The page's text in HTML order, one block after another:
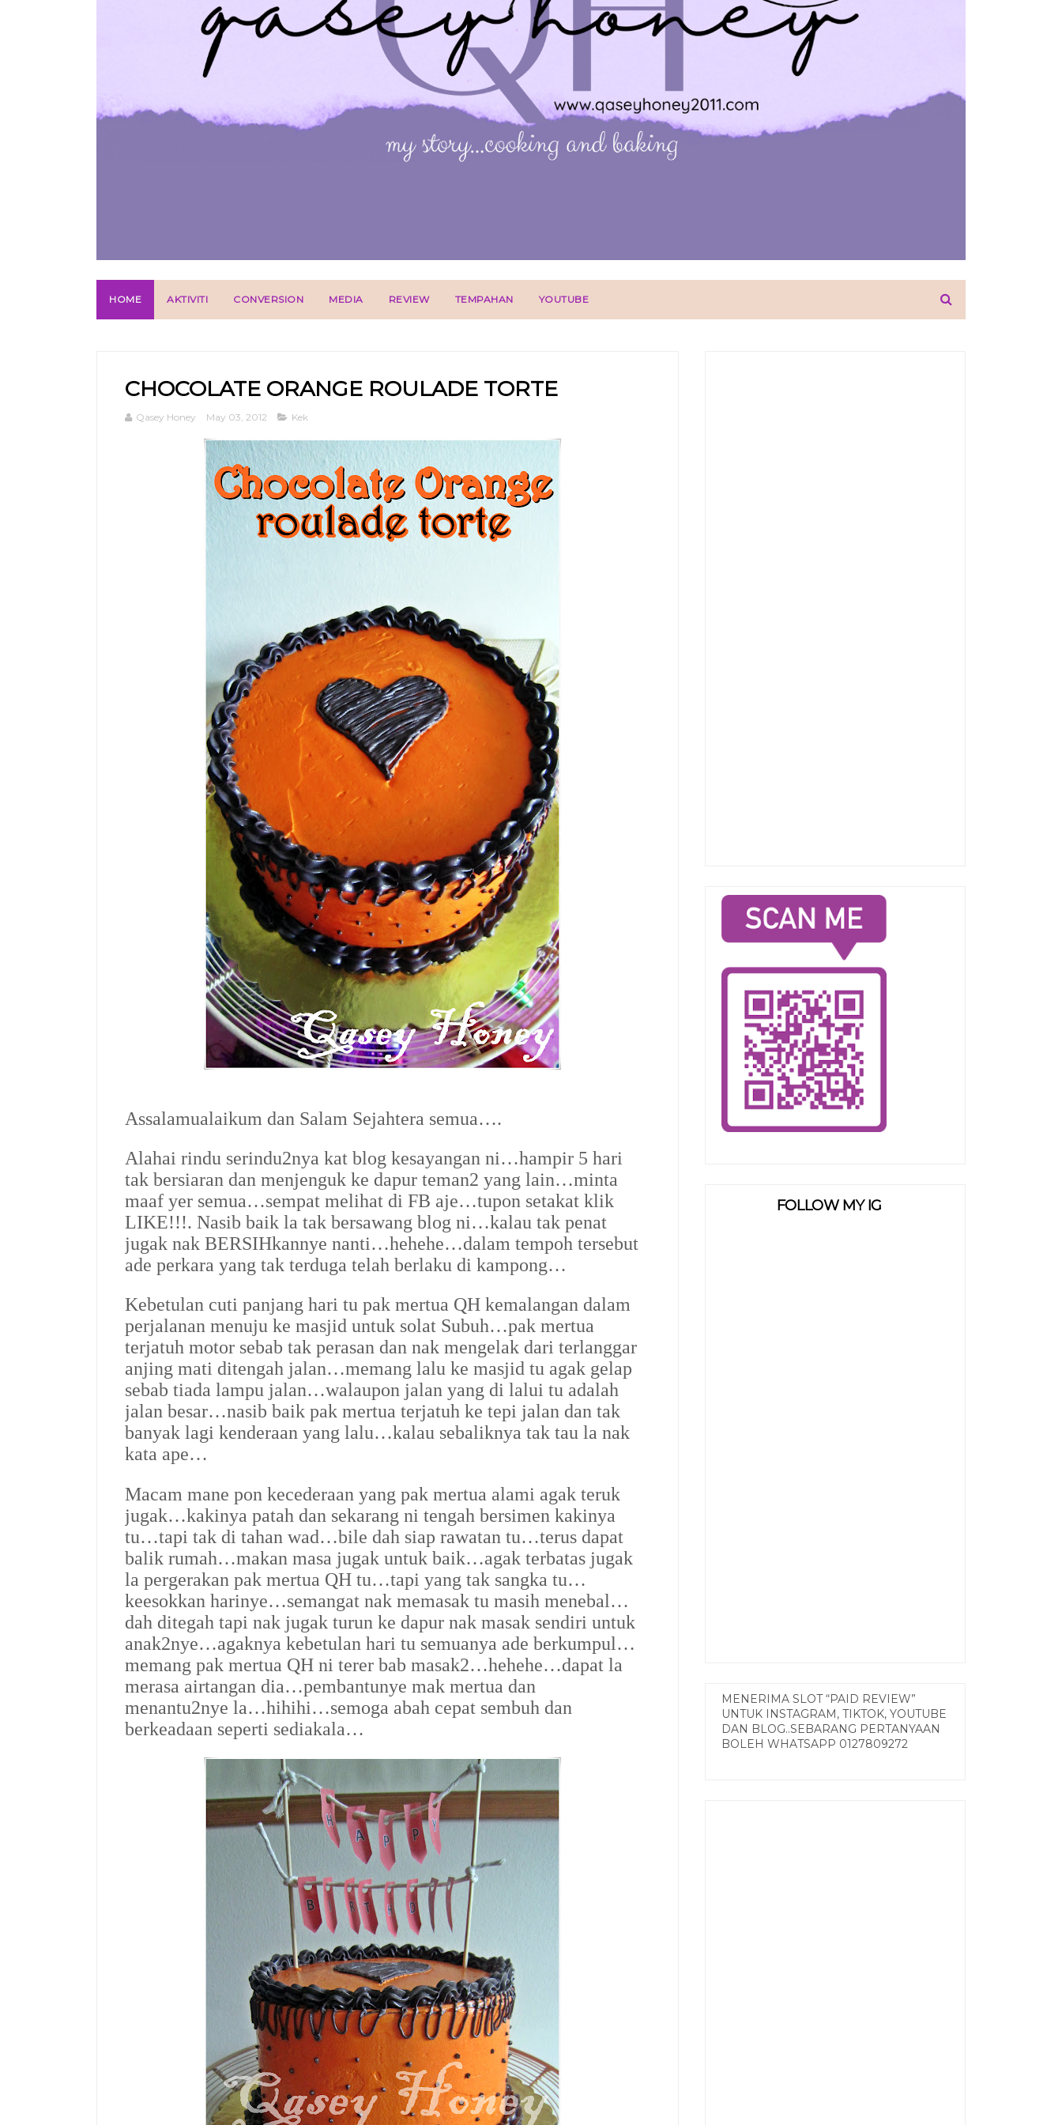
HOME AKTIVITI CONVERSION MEDIA REVIEW TEMPAHAN YOUTUBE
CHOCOLATE ORANGE ROULADE TORTE
Qasey Honey May 03, 2012 Kek
Assalamualaikum dan Salam Sejahtera semua….
Alahai rindu serindu2nya kat blog kesayangan ni…hampir 5 hari
tak bersiaran dan menjenguk ke dapur teman2 yang lain…minta
maaf yer semua…sempat melihat di FB aje…tupon setakat klik
LIKE!!!. Nasib baik la tak bersawang blog ni…kalau tak penat
jugak nak BERSIHkannye nanti…hehehe…dalam tempoh tersebut
ade perkara yang tak terduga telah berlaku di kampong…
Kebetulan cuti panjang hari tu pak mertua QH kemalangan dalam
perjalanan menuju ke masjid untuk solat Subuh…pak mertua
terjatuh motor sebab tak perasan dan nak mengelak dari terlanggar
anjing mati ditengah jalan…memang lalu ke masjid tu agak gelap
sebab tiada lampu jalan…walaupon jalan yang di lalui tu adalah
jalan besar…nasib baik pak mertua terjatuh ke tepi jalan dan tak
banyak lagi kenderaan yang lalu…kalau sebaliknya tak tau la nak
kata ape…
Macam mane pon kecederaan yang pak mertua alami agak teruk
jugak…kakinya patah dan sekarang ni tengah bersimen kakinya
tu…tapi tak di tahan wad…bile dah siap rawatan tu…terus dapat
balik rumah…makan masa jugak untuk baik…agak terbatas jugak
la pergerakan pak mertua QH tu…tapi yang tak sangka tu…
keesokkan harinye…semangat nak memasak tu masih menebal…
dah ditegah tapi nak jugak turun ke dapur nak masak sendiri untuk
anak2nye…agaknya kebetulan hari tu semuanya ade berkumpul…
memang pak mertua QH ni terer bab masak2…hehehe…dapat la
merasa airtangan dia…pembantunye mak mertua dan
menantu2nye la…hihihi…semoga abah cepat sembuh dan
berkeadaan seperti sediakala…
FOLLOW MY IG
MENERIMA SLOT “PAID REVIEW”
UNTUK INSTAGRAM, TIKTOK, YOUTUBE
DAN BLOG..SEBARANG PERTANYAAN
BOLEH WHATSAPP 0127809272